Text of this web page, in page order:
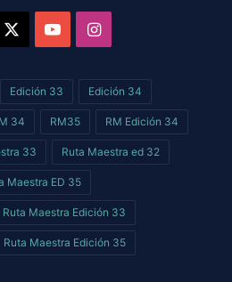
YouTubeInstagram
Edición 33 Edición 34
34 RM35 RM Edición 34
33 Ruta Maestra ed 32
Maestra ED 35
Ruta Maestra Edición 33
Ruta Maestra Edición 35